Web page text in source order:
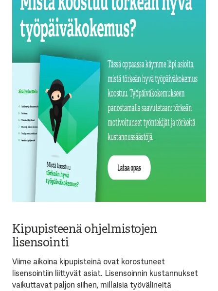
Kipupisteenä ohjelmistojen
lisensointi
Viime aikoina kipupisteinä ovat korostuneet
lisensointiin liittyvät asiat. Lisensoinnin kustannukset
vaikuttavat paljon siihen, millaisia työvälineitä